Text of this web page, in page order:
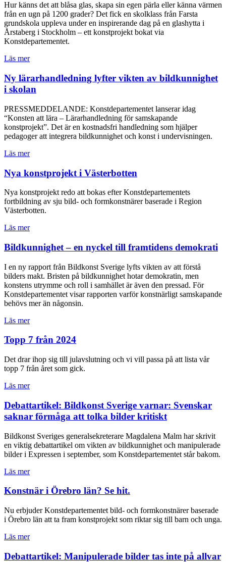
Hur känns det att blåsa glas, skapa sin egen pärla eller känna värmen
från en ugn på 1200 grader? Det fick en skolklass från Farsta
grundskola uppleva under en inspirerande dag på en glashytta i
Årstaberg i Stockholm – ett konstprojekt bokat via
Konstdepartementet.
Läs mer
Ny lärarhandledning lyfter vikten av bildkunnighet
i skolan
PRESSMEDDELANDE: Konstdepartementet lanserar idag
“Konsten att lära – Lärarhandledning för samskapande
konstprojekt”. Det är en kostnadsfri handledning som hjälper
pedagoger att integrera bildkunnighet och konst i undervisningen.
Läs mer
Nya konstprojekt i Västerbotten
Nya konstprojekt redo att bokas efter Konstdepartementets
fortbildning av sju bild- och formkonstnärer baserade i Region
Västerbotten.
Läs mer
Bildkunnighet – en nyckel till framtidens demokrati
I en ny rapport från Bildkonst Sverige lyfts vikten av att förstå
bilders makt. Bristen på bildkunnighet hotar demokratin, men
konstens utrymme och roll i samhället är även den pressad. För
Konstdepartementet visar rapporten varför konstnärligt samskapande
behövs mer än någonsin.
Läs mer
Topp 7 från 2024
Det drar ihop sig till julavslutning och vi vill passa på att lista vår
topp 7 från året som gick.
Läs mer
Debattartikel: Bildkonst Sverige varnar: Svenskar
saknar förmåga att tolka bilder kritiskt
Bildkonst Sveriges generalsekreterare Magdalena Malm har skrivit
en viktig debattartikel om vikten av bildkunnighet och manipulerade
bilder i Expressen i september, som Konstdepartementet står bakom.
Läs mer
Konstnär i Örebro län? Se hit.
Nu erbjuder Konstdepartementet bild- och formkonstnärer baserade
i Örebro län att ta fram konstprojekt som riktar sig till barn och unga.
Läs mer
Debattartikel: Manipulerade bilder tas inte på allvar